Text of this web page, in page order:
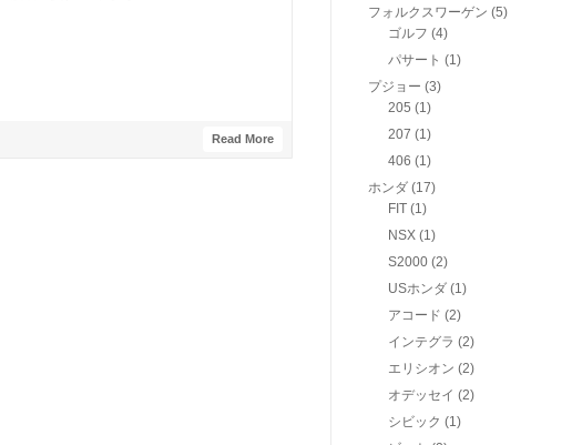
Read More
フォルクスワーゲン (5)
ゴルフ (4)
パサート (1)
プジョー (3)
205 (1)
207 (1)
406 (1)
ホンダ (17)
FIT (1)
NSX (1)
S2000 (2)
USホンダ (1)
アコード (2)
インテグラ (2)
エリシオン (2)
オデッセイ (2)
シビック (1)